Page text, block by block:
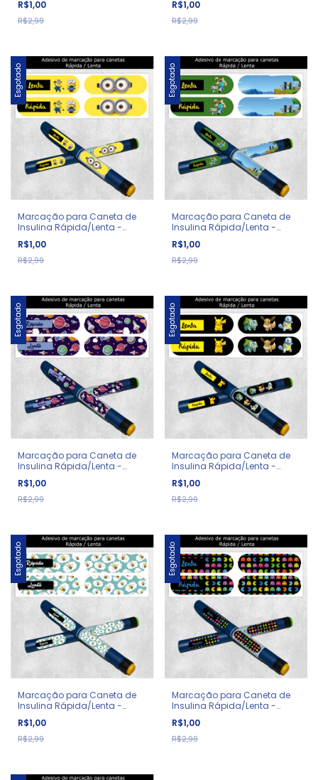
R$1,00
R$2,99
R$1,00
R$2,99
Esgotado
Marcação para Caneta de
Insulina Rápida/Lenta -
Diabetes - Minions
R$1,00
R$2,99
Esgotado
Marcação para Caneta de
Insulina Rápida/Lenta -
Diabetes - Minecraft
R$1,00
R$2,99
Esgotado
Marcação para Caneta de
Insulina Rápida/Lenta -
Diabetes - Espaço
R$1,00
R$2,99
Esgotado
Marcação para Caneta de
Insulina Rápida/Lenta -
Diabetes - Pokémon
R$1,00
R$2,99
Esgotado
Marcação para Caneta de
Insulina Rápida/Lenta -
Diabetes - Abelhas
R$1,00
R$2,99
Esgotado
Marcação para Caneta de
Insulina Rápida/Lenta -
Diabetes - PacMan
R$1,00
R$2,99